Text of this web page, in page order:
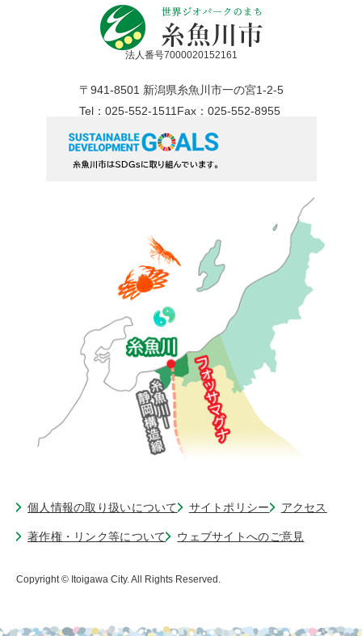
法人番号7000020152161
〒941-8501 新潟県糸魚川市一の宮1-2-5
Tel：025-552-1511 Fax：025-552-8955
個人情報の取り扱いについて サイトポリシー アクセス
著作権・リンク等について ウェブサイトへのご意見
Copyright © Itoigawa City. All Rights Reserved.